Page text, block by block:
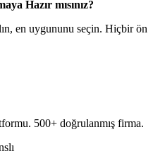
Hazır mısınız?
en uygununu seçin. Hiçbir ön
500+ doğrulanmış firma.